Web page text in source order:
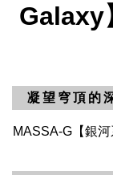
Galaxy
凝望穹頂的
MASSA-G【銀